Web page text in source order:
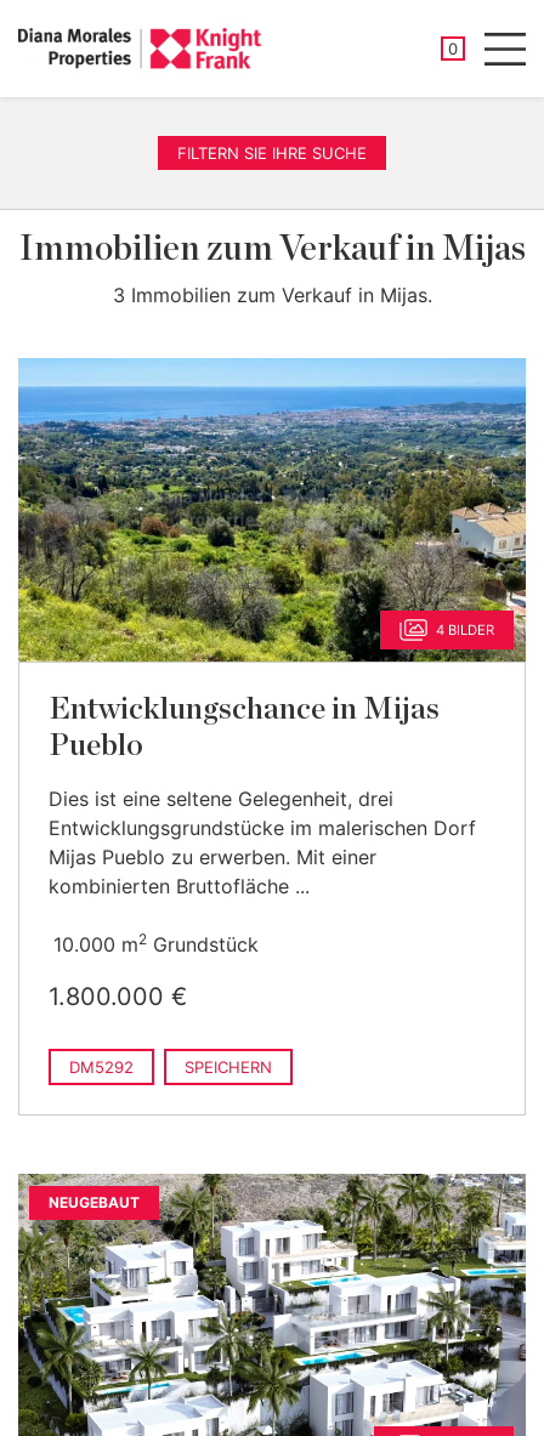
0
FILTERN SIE IHRE SUCHE
Immobilien zum Verkauf in Mijas
3 Immobilien zum Verkauf in Mijas.
4 BILDER
Entwicklungschance in Mijas
Pueblo
Dies ist eine seltene Gelegenheit, drei
Entwicklungsgrundstücke im malerischen Dorf
Mijas Pueblo zu erwerben. Mit einer
kombinierten Bruttofläche ...
10.000 m2 Grundstück
1.800.000 €
DM5292 SPEICHERN
NEUGEBAUT